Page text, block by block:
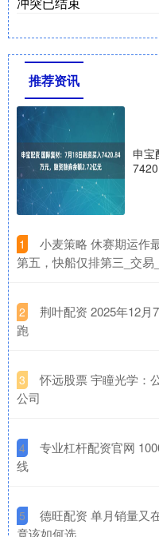
推荐资讯
申宝
1
小麦策略 休赛期运作
第五，快船仅排第三_交易
2
荆叶配资 2025年12月
跑
3
怀远股票 宇瞳光学：
公司
4
专业杠杆配资官网
线
5
德旺配资 单月销量又
竟该如何选